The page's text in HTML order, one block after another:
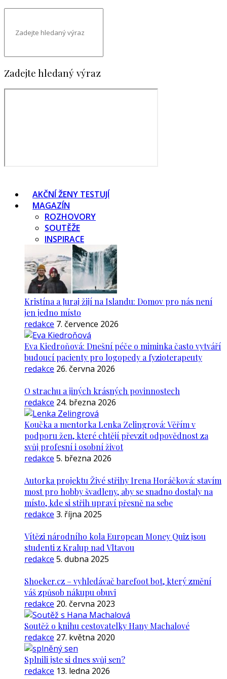
Zadejte hledaný výraz
AKČNÍ ŽENY TESTUJÍ
MAGAZÍN
ROZHOVORY
SOUTĚŽE
INSPIRACE
Kristína a Juraj žijí na Islandu: Domov pro nás není
jen jedno místo
redakce 7. července 2026
Eva Kiedroňová: Dnešní péče o miminka často vytváří
budoucí pacienty pro logopedy a fyzioterapeuty
redakce 26. června 2026
O strachu a jiných krásných povinnostech
redakce 24. března 2026
Koučka a mentorka Lenka Zelingrová: Věřím v
podporu žen, které chtějí převzít odpovědnost za
svůj profesní i osobní život
redakce 5. března 2026
Autorka projektu Živé střihy Irena Horáčková: stavím
most pro hobby švadleny, aby se snadno dostaly na
místo, kde si střih upraví přesně na sebe
redakce 3. října 2025
Vítězi národního kola European Money Quiz jsou
studenti z Kralup nad Vltavou
redakce 5. dubna 2025
Shoeker.cz – vyhledávač barefoot bot, který změní
váš způsob nákupu obuvi
redakce 20. června 2023
Soutěž o knihu cestovatelky Hany Machalové
redakce 27. května 2020
Splnili jste si dnes svůj sen?
redakce 13. ledna 2026